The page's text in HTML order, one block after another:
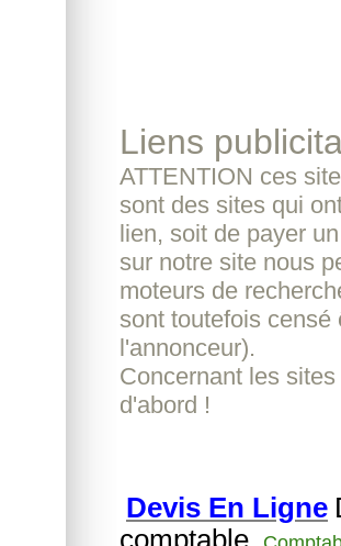
Liens
ATTENTION ces
sont des sites qui
lien, soit de payer
sur notre site nous
moteurs de
sont toutefois censé
l'annonceur).
Concernant les
d'abord !
Devis En Ligne
comptable.